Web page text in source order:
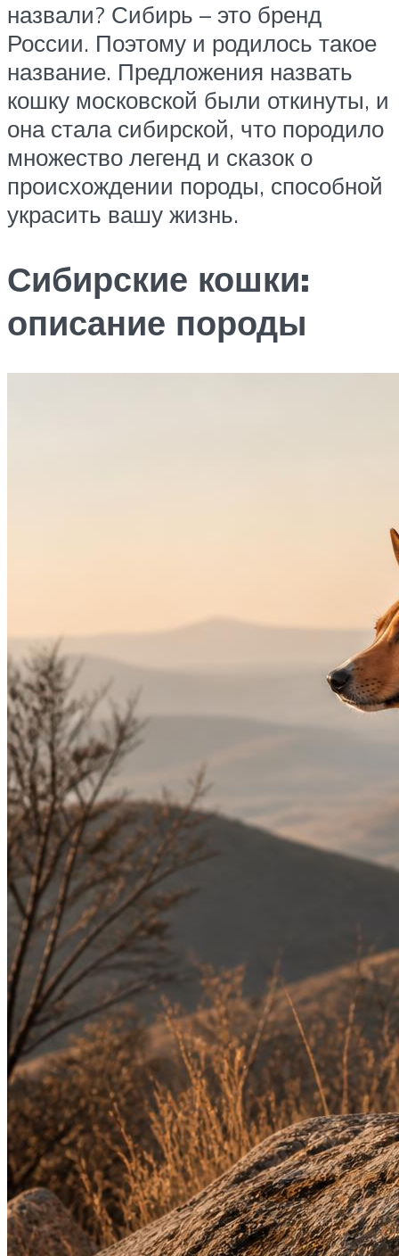
назвали? Сибирь – это бренд
России. Поэтому и родилось такое
название. Предложения назвать
кошку московской были откинуты, и
она стала сибирской, что породило
множество легенд и сказок о
происхождении породы, способной
украсить вашу жизнь.
Сибирские кошки:
описание породы